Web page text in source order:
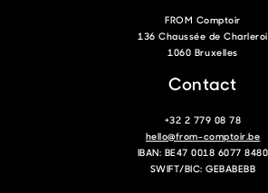
FROM Comptoir
136 Chaussée de Charleroi
1060 Bruxelles
Contact
+32 2 779 08 78
hello@from-comptoir.be
IBAN: BE47 0018 6077 8480
SWIFT/BIC: GEBABEBB